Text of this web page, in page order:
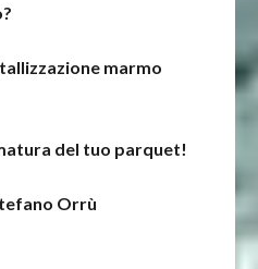
marmo
del tuo parquet!
Orrù